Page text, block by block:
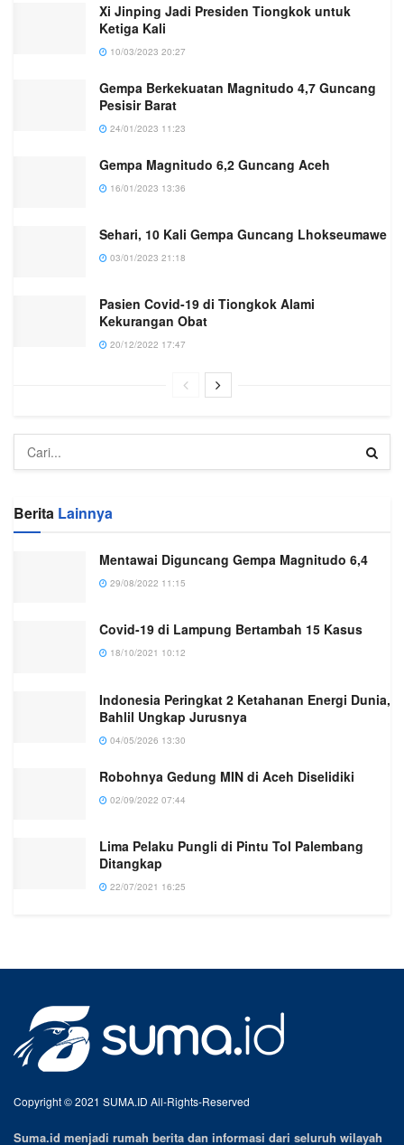
Xi Jinping Jadi Presiden Tiongkok untuk
Ketiga Kali
10/03/2023 20:27
Gempa Berkekuatan Magnitudo 4,7 Guncang
Pesisir Barat
24/01/2023 11:23
Gempa Magnitudo 6,2 Guncang Aceh
16/01/2023 13:36
Sehari, 10 Kali Gempa Guncang Lhokseumawe
03/01/2023 21:18
Pasien Covid-19 di Tiongkok Alami
Kekurangan Obat
20/12/2022 17:47
Berita Lainnya
Mentawai Diguncang Gempa Magnitudo 6,4
29/08/2022 11:15
Covid-19 di Lampung Bertambah 15 Kasus
18/10/2021 10:12
Indonesia Peringkat 2 Ketahanan Energi Dunia,
Bahlil Ungkap Jurusnya
04/05/2026 13:30
Robohnya Gedung MIN di Aceh Diselidiki
02/09/2022 07:44
Lima Pelaku Pungli di Pintu Tol Palembang
Ditangkap
22/07/2021 16:25
Copyright © 2021 SUMA.ID All-Rights-Reserved
Suma.id menjadi rumah berita dan informasi dari seluruh wilayah